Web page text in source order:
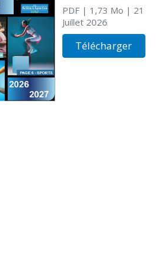
PDF| 1,73 Mo | 21
Juillet 2026
Télécharger